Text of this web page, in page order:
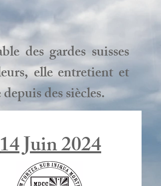
des gardes suisses
elle entretient et
des siècles.
14 Juin 2024